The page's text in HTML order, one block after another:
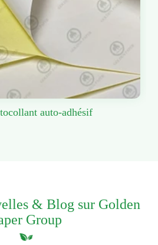
auto-adhésif
& Blog sur Golden
Group